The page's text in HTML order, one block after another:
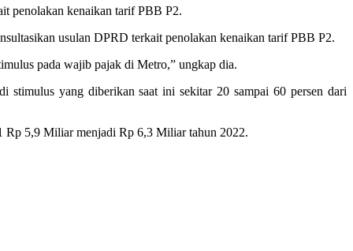
penolakan kenaikan tarif PBB P2.
usulan DPRD terkait penolakan kenaikan tarif PBB P2.
pada wajib pajak di Metro,” ungkap dia.
stimulus yang diberikan saat ini sekitar 20 sampai 60 persen dari
Rp 5,9 Miliar menjadi Rp 6,3 Miliar tahun 2022.